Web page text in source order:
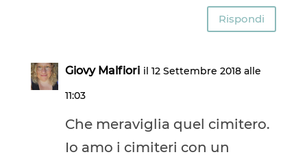
Rispondi
Giovy Malfiori il 12 Settembre 2018 alle
11:03
Che meraviglia quel cimitero.
Io amo i cimiteri con un